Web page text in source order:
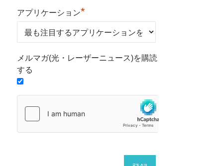
アプリケーション*
メルマガ(光・レーザーニュース)を購読
する